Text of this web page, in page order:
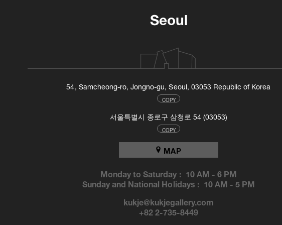
Seoul
54, Samcheong-ro, Jongno-gu, Seoul, 03053 Republic of Korea
COPY
서울특별시 종로구 삼청로 54 (03053)
COPY
MAP
Monday to Saturday : 10 AM-6 PM
Sunday and National Holidays : 10 AM-5 PM
kukje@kukjegallery.com
+82 2-735-8449